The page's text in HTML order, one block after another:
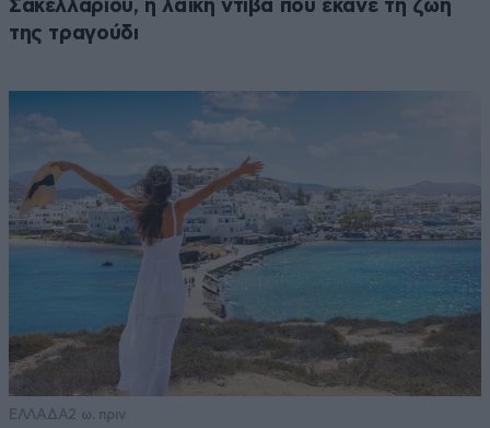
Σακελλαρίου, η λαϊκή ντίβα που έκανε τη ζωή
της τραγούδι
ΕΛΛΑΔΑ2 ω. πριν